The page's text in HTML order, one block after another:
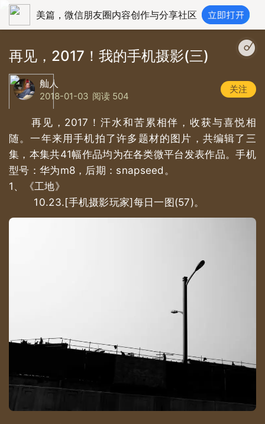
美篇，微信朋友圈内容创作与分享社区
再见，2017！我的手机摄影(三)
舢人
2018-01-03 阅读 504
关注
再见，2017！汗水和苦累相伴，收获与喜悦相
随。一年来用手机拍了许多题材的图片，共编辑了三
集，本集共41幅作品均为在各类微平台发表作品。手机
型号：华为m8，后期：snapseed。
1、《工地》
10.23.[手机摄影玩家]每日一图(57)。